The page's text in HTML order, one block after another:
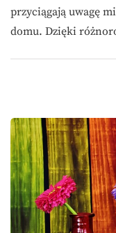
przyciągają uwagę
domu. Dzięki